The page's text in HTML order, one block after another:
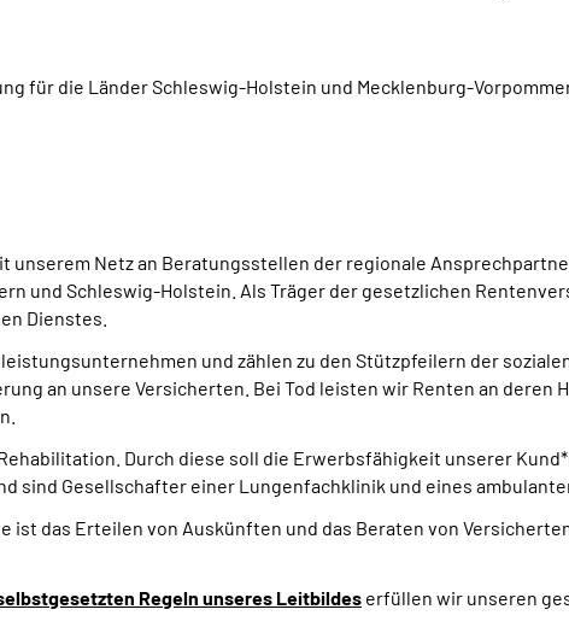
für die Länder Schleswig-Holstein und Mecklenburg-
unserem Netz an Beratungsstellen der regionale
und Schleswig-Holstein. Als Träger der gesetzlichen
Dienstes.
und zählen zu den Stützpfeilern der
an unsere Versicherten. Bei Tod leisten wir Renten an deren
Durch diese soll die Erwerbsfähigkeit unserer
sind Gesellschafter einer Lungenfachklinik und eines
das Erteilen von Auskünften und das Beraten von
Regeln unseres Leitbildes erfüllen wir unseren